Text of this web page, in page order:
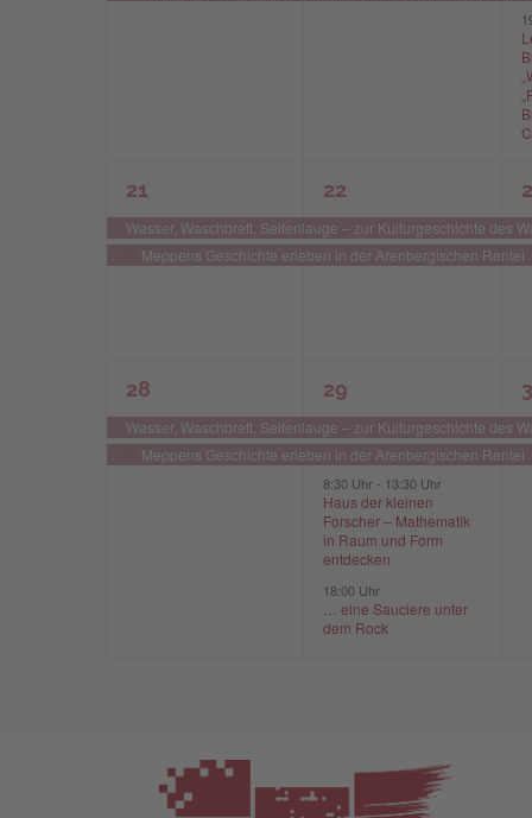
Hervorgehoben
2
Veranstaltungen,
21
Wasser, Waschbrett, Seifenlauge – zur Kulturgeschichte des
Hervorgehoben
Meppens Geschichte erleben in der Arenbergischen Rentei
2
Veranstaltungen,
22
2
2
Veranstaltungen,
28
Wasser, Waschbrett, Seifenlauge – zur Kulturgeschichte des
Hervorgehoben
Meppens Geschichte erleben in der Arenbergischen Rentei
4
Veranstaltungen,
29
8:30 Uhr - 13:30 Uhr
Haus der kleinen
Forscher – Mathematik
in Raum und Form
entdecken
18:00 Uhr
… eine Sauciere unter
dem Rock
2